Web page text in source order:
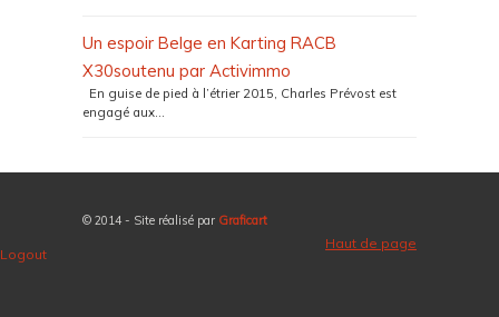
Un espoir Belge en Karting RACB
X30soutenu par Activimmo
En guise de pied à l’étrier 2015, Charles Prévost est
engagé aux...
© 2014 - Site réalisé par Graficart
Haut de page
Logout